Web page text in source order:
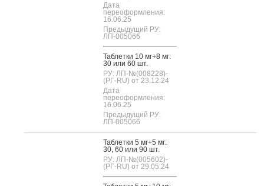
Дата
переоформления:
16.06.25
Предыдущий РУ:
ЛП-005066
Таб­летки 10 мг+8 мг:
30 или 60 шт.
РУ: ЛП-№(008228)-
(РГ-RU) от 23.12.24
Дата
переоформления:
16.06.25
Предыдущий РУ:
ЛП-005066
Таб­летки 5 мг+5 мг:
30, 60 или 90 шт.
РУ: ЛП-№(005602)-
(РГ-RU) от 29.05.24